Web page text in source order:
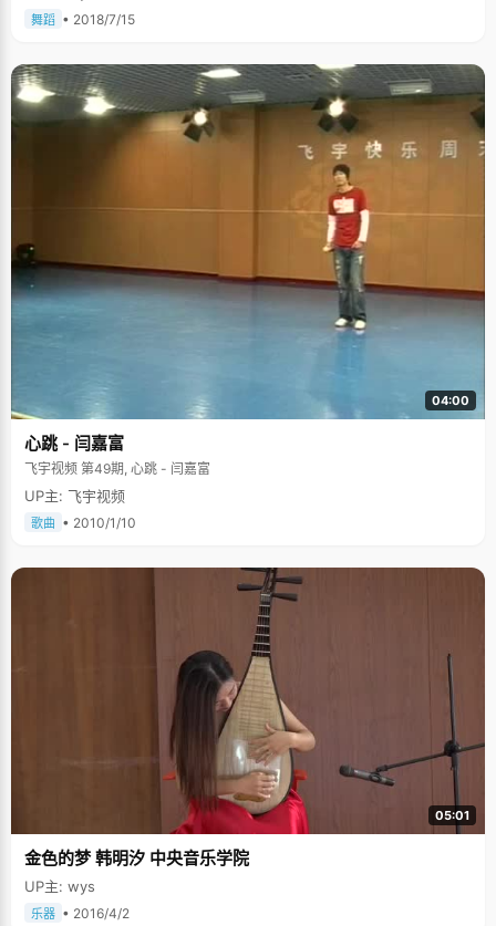
舞蹈 • 2018/7/15
04:00
心跳 - 闫嘉富
飞宇视频 第49期, 心跳 - 闫嘉富
UP主: 飞宇视频
歌曲 • 2010/1/10
05:01
金色的梦 韩明汐 中央音乐学院
UP主: wys
乐器 • 2016/4/2